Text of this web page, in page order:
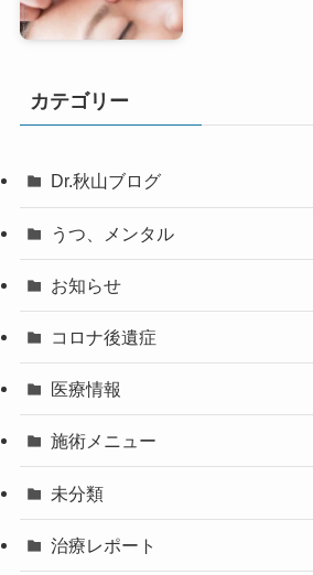
カテゴリー
Dr.秋山ブログ
うつ、メンタル
お知らせ
コロナ後遺症
医療情報
施術メニュー
未分類
治療レポート